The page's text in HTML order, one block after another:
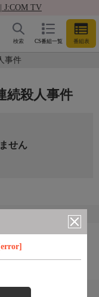
J:COM TV
CS番組一覧 番組表
検索
事件
続殺人事件
せん